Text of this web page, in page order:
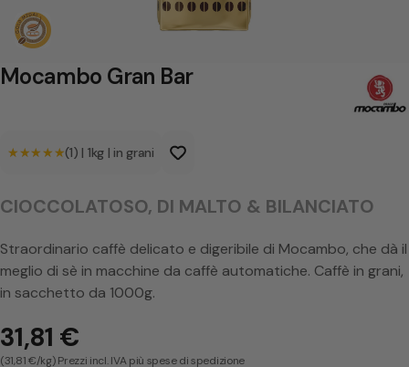
n
r
Mocambo Gran Bar
★★★★★
★★★★★(1) | 1kg | in grani
CIOCCOLATOSO, DI MALTO & BILANCIATO
Straordinario caffè delicato e digeribile di Mocambo, che dà il
meglio di sè in macchine da caffè automatiche. Caffè in grani,
in sacchetto da 1000g.
31,81 €
(31,81 €/kg) Prezzi incl. IVA più spese di spedizione